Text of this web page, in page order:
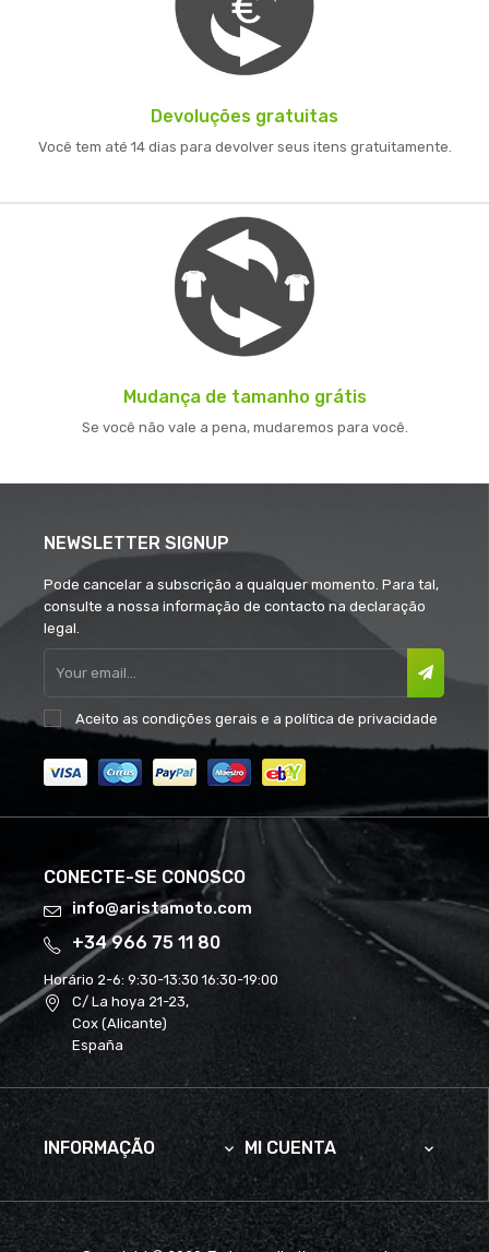
Devoluções gratuitas
Você tem até 14 dias para devolver seus itens gratuitamente.
Mudança de tamanho grátis
Se você não vale a pena, mudaremos para você.
NEWSLETTER SIGNUP
Pode cancelar a subscrição a qualquer momento. Para tal,
consulte a nossa informação de contacto na declaração
legal.
Aceito as condições gerais e a política de privacidade
CONECTE-SE CONOSCO
info@aristamoto.com
+34 966 75 11 80
Horário 2-6: 9:30-13:30 16:30-19:00
C/ La hoya 21-23,
Cox (Alicante)
España
INFORMAÇÃO  MI CUENTA 